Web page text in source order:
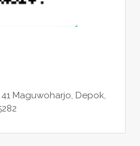
Maguwoharjo, Depok,